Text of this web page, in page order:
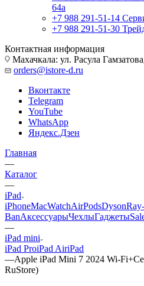
64а
+7 988 291-51-14
+7 988 291-51-30
Контактная информация
Махачкала: ул. Расула
orders@istore-d.ru
Вконтакте
Telegram
YouTube
WhatsApp
Яндекс.Дзен
Главная
—
Каталог
—
iPad
iPhoneMacWatchAirPodsDysonRay-
BanАксессуарыЧехлыГаджеты
—
iPad mini
iPad ProiPad AiriPad
—Apple iPad Mini 7 2024 Wi-
RuStore)